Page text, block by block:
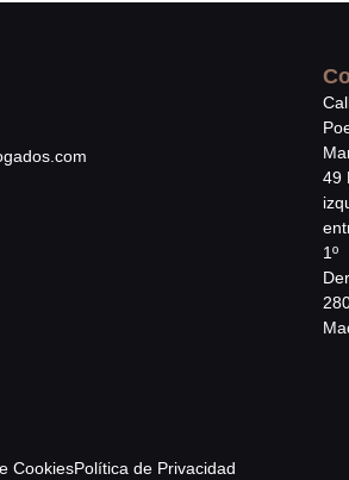
49
1º
CookiesPolítica de Privacidad